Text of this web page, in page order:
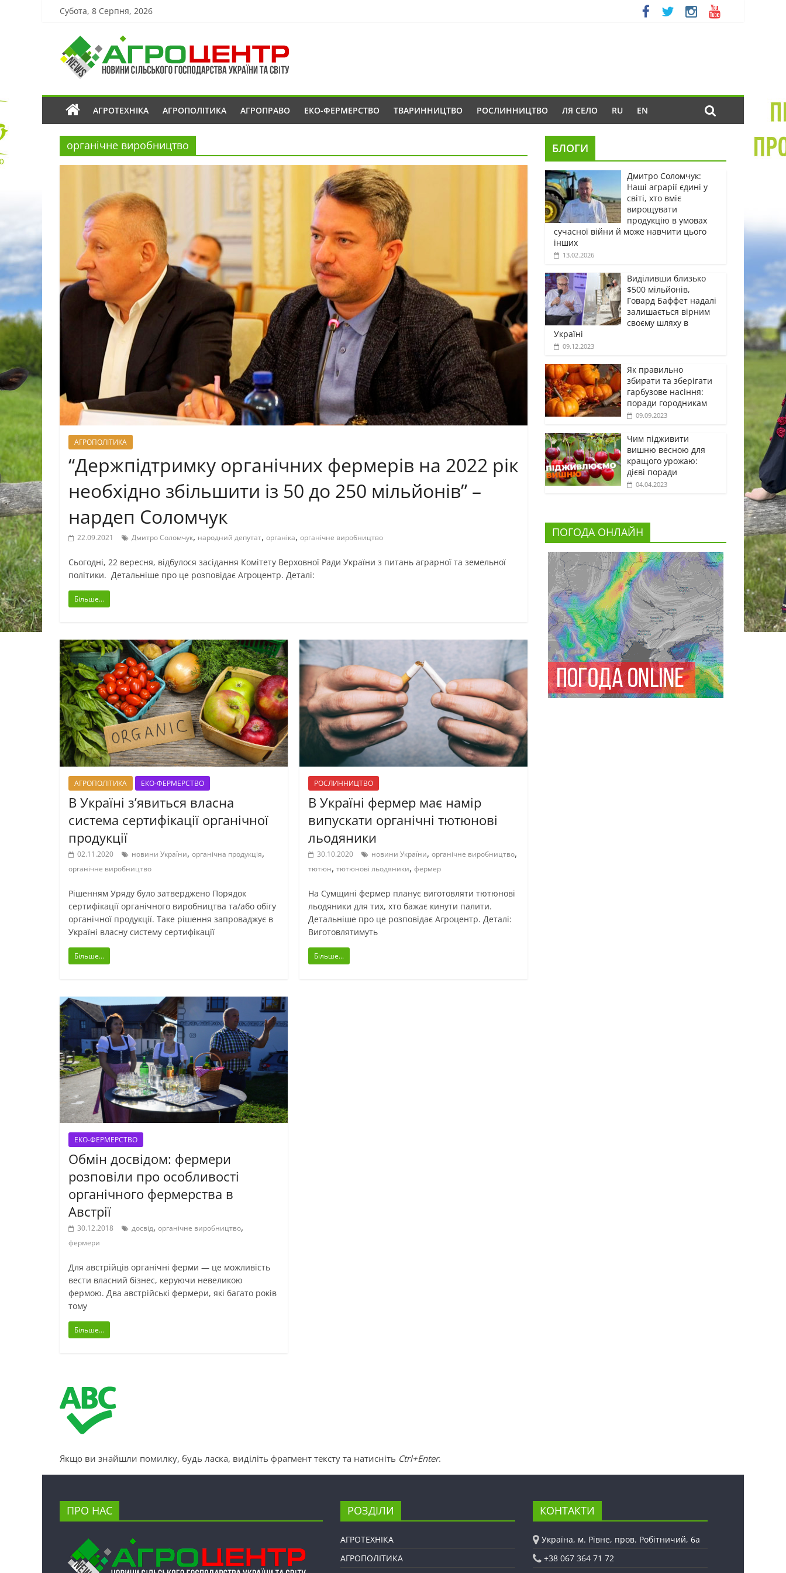
Субота, 8 Серпня, 2026
АГРОТЕХНІКА АГРОПОЛІТИКА АГРОПРАВО ЕКО-ФЕРМЕРСТВО ТВАРИННИЦТВО РОСЛИННИЦТВО ЛЯ СЕЛО RU EN
органічне виробництво
АГРОПОЛІТИКА
“Держпідтримку органічних фермерів на 2022 рік
необхідно збільшити із 50 до 250 мільйонів” –
нардеп Соломчук
22.09.2021 Дмитро Соломчук, народний депутат, органіка, органічне виробництво
Сьогодні, 22 вересня, відбулося засідання Комітету Верховної Ради України з питань аграрної та земельної
політики. Детальніше про це розповідає Агроцентр. Деталі:
Більше...
АГРОПОЛІТИКА ЕКО-ФЕРМЕРСТВО
В Україні з’явиться власна
система сертифікації органічної
продукції
02.11.2020 новини України, органічна продукція,
органічне виробництво
Рішенням Уряду було затверджено Порядок
сертифікації органічного виробництва та/або обігу
органічної продукції. Таке рішення запроваджує в
Україні власну систему сертифікації
Більше...
РОСЛИННИЦТВО
В Україні фермер має намір
випускати органічні тютюнові
льодяники
30.10.2020 новини України,органічне виробництво,
тютюн,тютюнові льодяники,фермер
На Сумщині фермер планує виготовляти тютюнові
льодяники для тих, хто бажає кинути палити.
Детальніше про це розповідає Агроцентр. Деталі:
Виготовлятимуть
Більше...
ЕКО-ФЕРМЕРСТВО
Обмін досвідом: фермери
розповіли про особливості
органічного фермерства в
Австрії
30.12.2018 досвід, органічне виробництво,
фермери
Для aвстрійців органічні ферми — це можливість
вести власний бізнес, керуючи невеликою
фермою. Два австрійські фермери, які багато років
тому
Більше...
БЛОГИ
Дмитро Соломчук:
Наші аграрії єдині у
світі, хто вміє
вирощувати
продукцію в умовах
сучасної війни й може навчити цього
інших
13.02.2026
Виділивши близько
$500 мільйонів,
Говард Баффет надалі
залишається вірним
своєму шляху в
Україні
09.12.2023
Як правильно
збирати та зберігати
гарбузове насіння:
поради городникам
09.09.2023
Чим підживити
вишню весною для
кращого урожаю:
дієві поради
04.04.2023
ПОГОДА ОНЛАЙН
Якщо ви знайшли помилку, будь ласка, виділіть фрагмент тексту та натисніть Ctrl+Enter.
ПРО НАС РОЗДІЛИ
АГРОТЕХНІКА
АГРОПОЛІТИКА
КОНТАКТИ
Україна, м. Рівне, пров. Робітничий, 6а
+38 067 364 71 72